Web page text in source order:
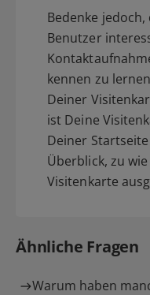
Bedenke
Benutzer
kennen zu
Deiner
ist Deine
Deiner
Überblick, zu
Visitenkarte
Ähnliche Fragen
Warum haben